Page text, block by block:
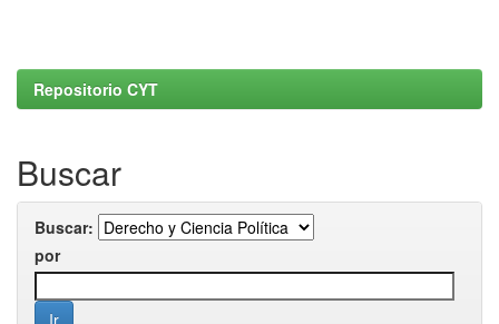
Repositorio CYT
Buscar
Buscar:
por